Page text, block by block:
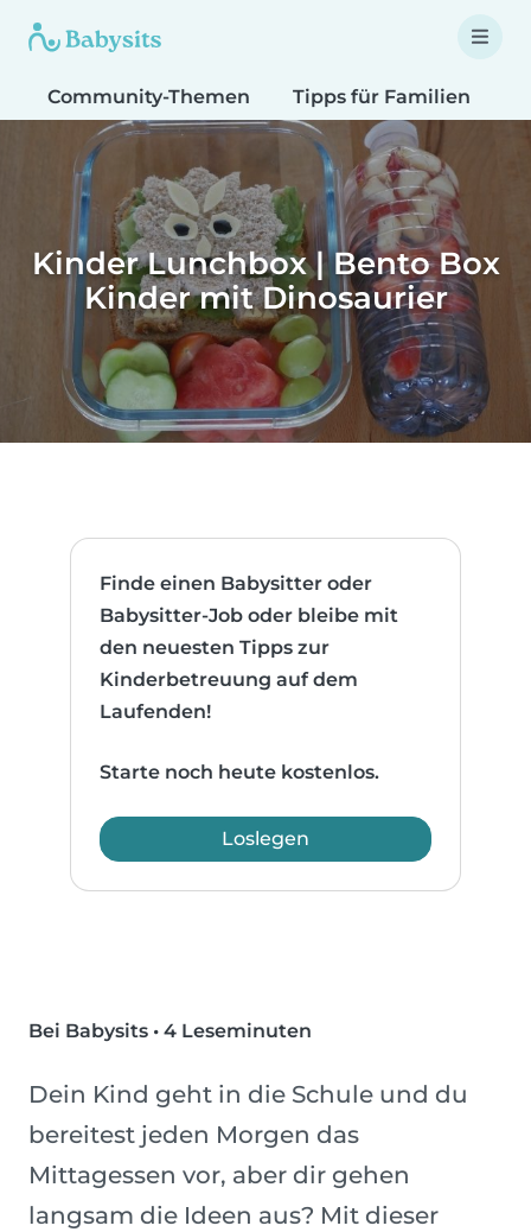
Community-Themen Tipps für Familien
Kinder Lunchbox | Bento Box
Kinder mit Dinosaurier
Finde einen Babysitter oder
Babysitter-Job oder bleibe mit
den neuesten Tipps zur
Kinderbetreuung auf dem
Laufenden!
Starte noch heute kostenlos.
Loslegen
Bei Babysits • 4 Leseminuten
Dein Kind geht in die Schule und du
bereitest jeden Morgen das
Mittagessen vor, aber dir gehen
langsam die Ideen aus? Mit dieser